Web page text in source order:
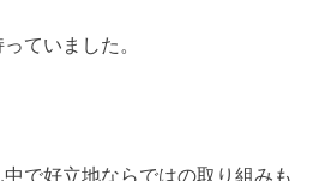
ていました。
で好立地ならではの取り組みも